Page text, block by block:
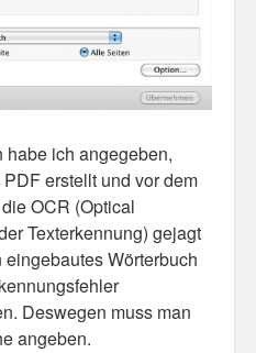
ich angegeben,
erstellt und vor dem
OCR (Optical
Texterkennung) gejagt
Wörterbuch
Deswegen muss man
angeben.